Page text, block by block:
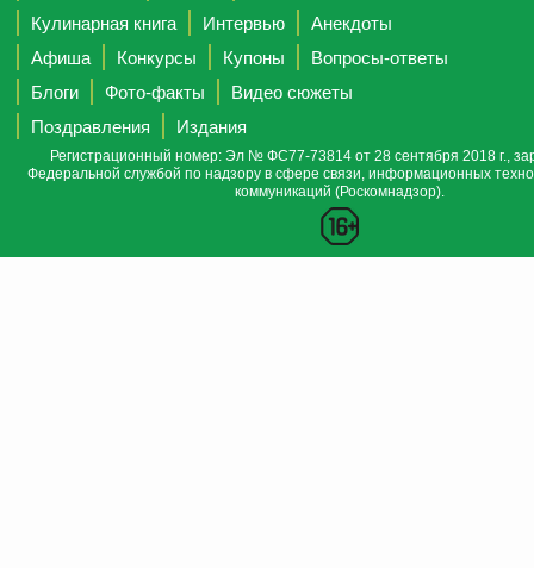
Кулинарная книга
Интервью
Анекдоты
Афиша
Конкурсы Купоны
Вопросы-ответы
Блоги
Фото-факты
Видео сюжеты
Поздравления
Издания
Регистрационный номер: Эл № ФС77-73814 от 28 сентября 2018 г.,
Федеральной службой по надзору в сфере связи, информационных
коммуникаций (Роскомнадзор).